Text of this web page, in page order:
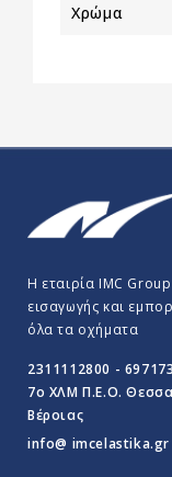
Χρώμα
Η εταιρία IMC Group
εισαγωγής και
όλα τα οχήματα
2311112800 -
7o ΧΛΜ Π.E.O.
Βέροιας
info@ imcelastika.gr